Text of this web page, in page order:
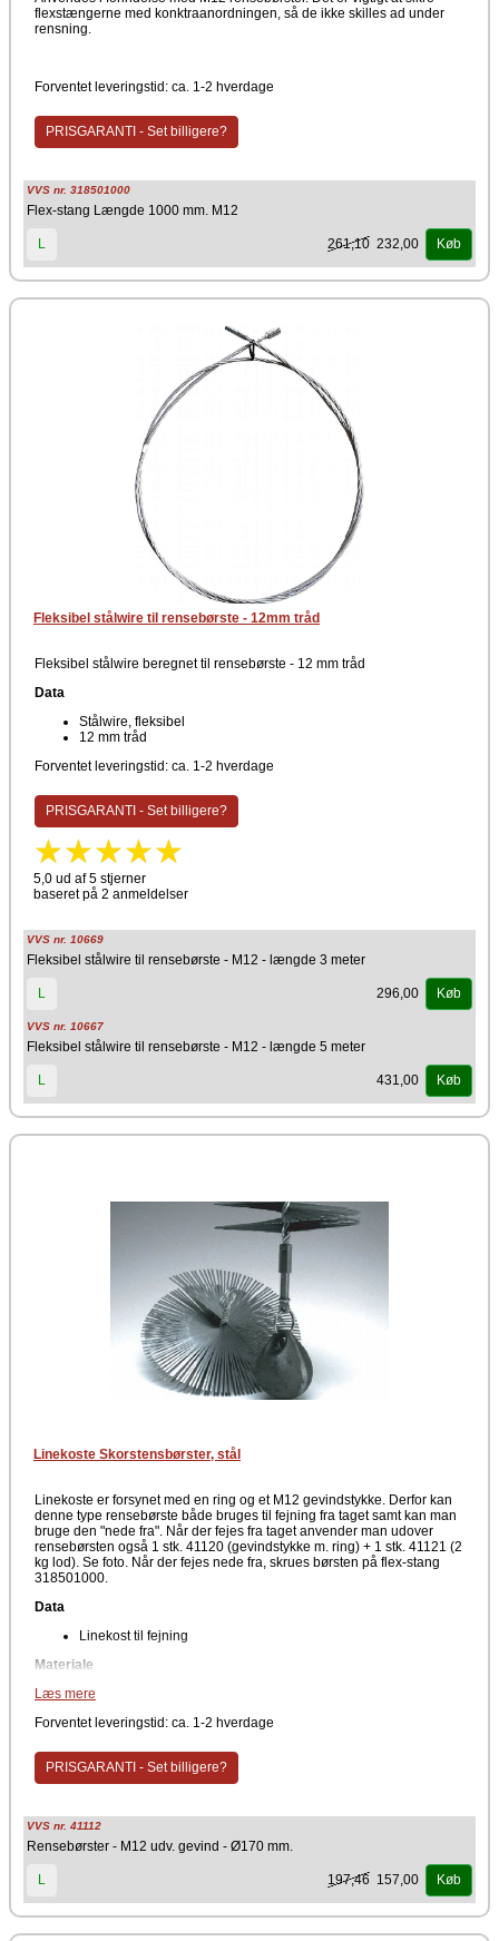
flexstængerne med konktraanordningen, så de ikke skilles ad under
rensning.
Forventet leveringstid: ca. 1-2 hverdage
PRISGARANTI - Set billigere?
VVS nr. 318501000
Flex-stang Længde 1000 mm. M12
L 261,10 232,00 Køb
Fleksibel stålwire til rensebørste - 12mm tråd
Fleksibel stålwire beregnet til rensebørste - 12 mm tråd
Data
Stålwire, fleksibel
12 mm tråd
Forventet leveringstid: ca. 1-2 hverdage
PRISGARANTI - Set billigere?
5,0 ud af 5 stjerner
baseret på 2 anmeldelser
VVS nr. 10669
Fleksibel stålwire til rensebørste - M12 - længde 3 meter
L 296,00 Køb
VVS nr. 10667
Fleksibel stålwire til rensebørste - M12 - længde 5 meter
L 431,00 Køb
Linekoste Skorstensbørster, stål
Linekoste er forsynet med en ring og et M12 gevindstykke. Derfor kan
denne type rensebørste både bruges til fejning fra taget samt kan man
bruge den "nede fra". Når der fejes fra taget anvender man udover
rensebørsten også 1 stk. 41120 (gevindstykke m. ring) + 1 stk. 41121 (2
kg lod). Se foto. Når der fejes nede fra, skrues børsten på flex-stang
318501000.
Data
Linekost til fejning
Materiale
Stål
Linekoste med ring samt M12 gevindstykke til fejning fra tag eller nede
Læs mere
Forventet leveringstid: ca. 1-2 hverdage
PRISGARANTI - Set billigere?
VVS nr. 41112
Rensebørster - M12 udv. gevind - Ø170 mm.
L 197,46 157,00 Køb